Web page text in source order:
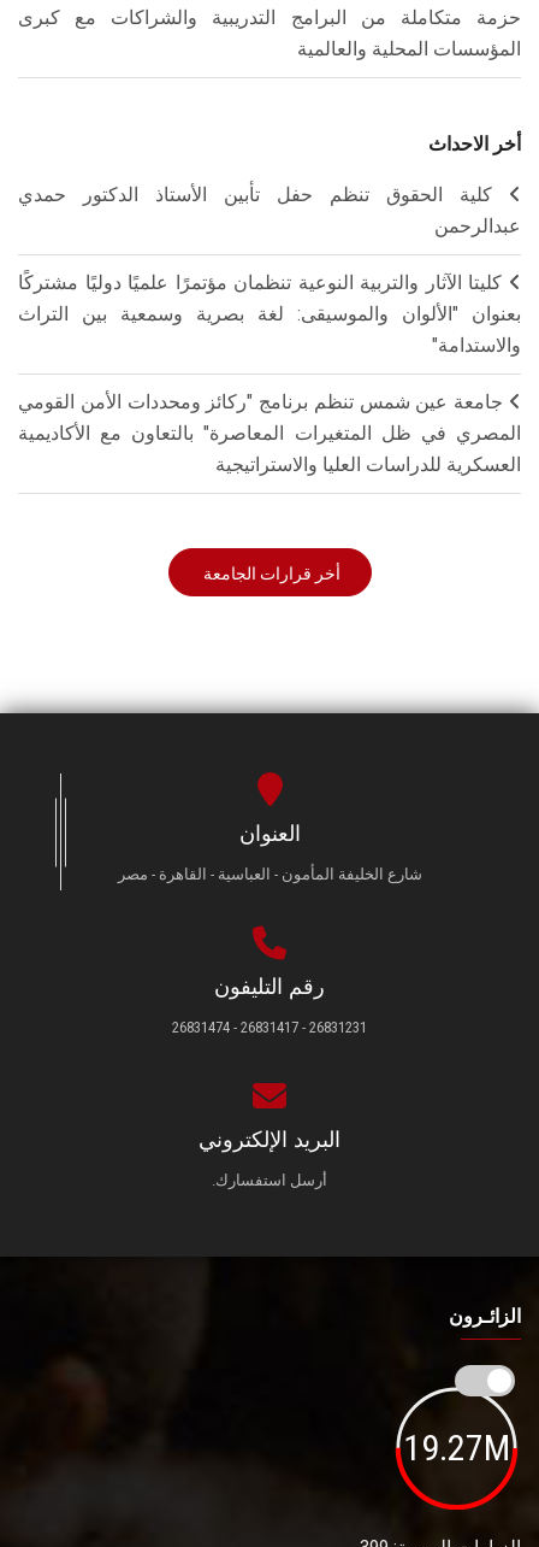
حزمة متكاملة من البرامج التدريبية والشراكات مع كبرى
المؤسسات المحلية والعالمية
أخر الاحداث
كلية الحقوق تنظم حفل تأبين الأستاذ الدكتور حمدي
عبدالرحمن
كليتا الآثار والتربية النوعية تنظمان مؤتمرًا علميًا دوليًا مشتركًا
بعنوان "الألوان والموسيقى: لغة بصرية وسمعية بين التراث
والاستدامة"
جامعة عين شمس تنظم برنامج "ركائز ومحددات الأمن القومي
المصري في ظل المتغيرات المعاصرة" بالتعاون مع الأكاديمية
العسكرية للدراسات العليا والاستراتيجية
أخر قرارات الجامعة
العنوان
شارع الخليفة المأمون - العباسية - القاهرة - مصر
رقم التليفون
26831231 - 26831417 - 26831474
البريد الإلكتروني
أرسل استفسارك.
الزائـرون
19.27M